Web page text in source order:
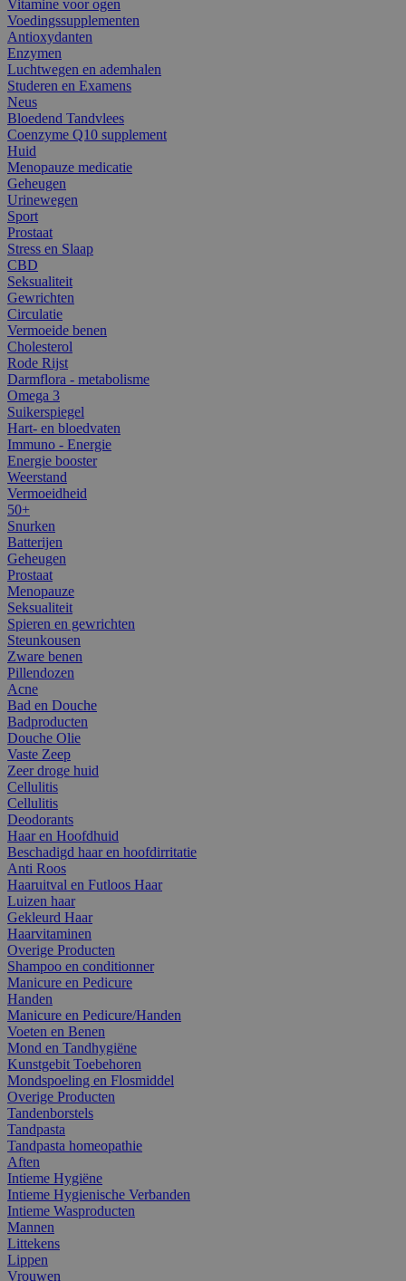
Vitamine voor ogen
Voedingssupplementen
Antioxydanten
Enzymen
Luchtwegen en ademhalen
Studeren en Examens
Neus
Bloedend Tandvlees
Coenzyme Q10 supplement
Huid
Menopauze medicatie
Geheugen
Urinewegen
Sport
Prostaat
Stress en Slaap
CBD
Seksualiteit
Gewrichten
Circulatie
Vermoeide benen
Cholesterol
Rode Rijst
Darmflora - metabolisme
Omega 3
Suikerspiegel
Hart- en bloedvaten
Immuno - Energie
Energie booster
Weerstand
Vermoeidheid
50+
Snurken
Batterijen
Geheugen
Prostaat
Menopauze
Seksualiteit
Spieren en gewrichten
Steunkousen
Zware benen
Pillendozen
Acne
Bad en Douche
Badproducten
Douche Olie
Vaste Zeep
Zeer droge huid
Cellulitis
Cellulitis
Deodorants
Haar en Hoofdhuid
Beschadigd haar en hoofdirritatie
Anti Roos
Haaruitval en Futloos Haar
Luizen haar
Gekleurd Haar
Haarvitaminen
Overige Producten
Shampoo en conditionner
Manicure en Pedicure
Handen
Manicure en Pedicure/Handen
Voeten en Benen
Mond en Tandhygiëne
Kunstgebit Toebehoren
Mondspoeling en Flosmiddel
Overige Producten
Tandenborstels
Tandpasta
Tandpasta homeopathie
Aften
Intieme Hygiëne
Intieme Hygienische Verbanden
Intieme Wasproducten
Mannen
Littekens
Lippen
Vrouwen